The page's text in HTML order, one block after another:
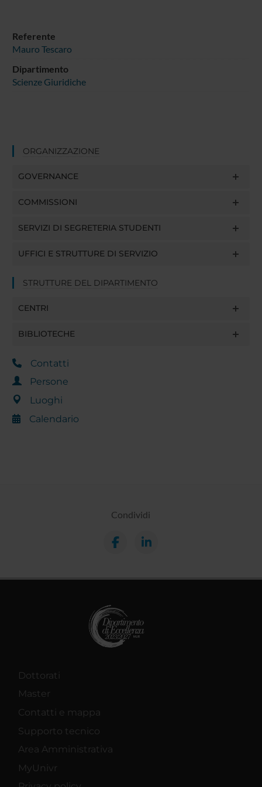
Referente
Mauro Tescaro
Dipartimento
Scienze Giuridiche
ORGANIZZAZIONE
GOVERNANCE
COMMISSIONI
SERVIZI DI SEGRETERIA STUDENTI
UFFICI E STRUTTURE DI SERVIZIO
STRUTTURE DEL DIPARTIMENTO
CENTRI
BIBLIOTECHE
Contatti
Persone
Luoghi
Calendario
Condividi
Dottorati
Master
Contatti e mappa
Supporto tecnico
Area Amministrativa
MyUnivr